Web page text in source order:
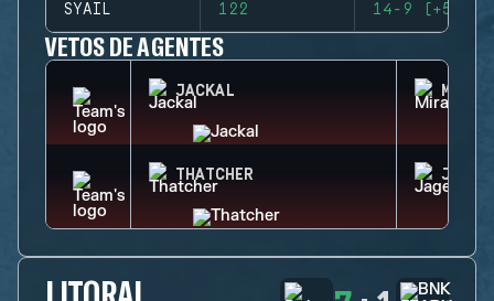
SYAIL 122 14-9 (+5)
VETOS DE AGENTES
JACKAL MIRA
THATCHER JAGER